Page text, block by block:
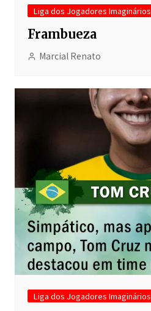
Liga dos Jogadores Imaginários
Frambueza
Marcial Renato
Liga dos Jogadores Imaginários